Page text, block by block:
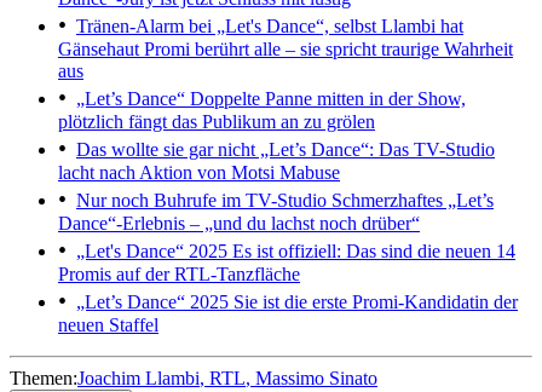
Tränen-Alarm bei „Let's Dance“, selbst Llambi hat
Gänsehaut Promi berührt alle – sie spricht traurige Wahrheit
aus
„Let’s Dance“ Doppelte Panne mitten in der Show,
plötzlich fängt das Publikum an zu grölen
Das wollte sie gar nicht „Let’s Dance“: Das TV-Studio
lacht nach Aktion von Motsi Mabuse
Nur noch Buhrufe im TV-Studio Schmerzhaftes „Let’s
Dance“-Erlebnis – „und du lachst noch drüber“
„Let's Dance“ 2025 Es ist offiziell: Das sind die neuen 14
Promis auf der RTL-Tanzfläche
„Let’s Dance“ 2025 Sie ist die erste Promi-Kandidatin der
neuen Staffel
Themen:Joachim Llambi RTL Massimo Sinato